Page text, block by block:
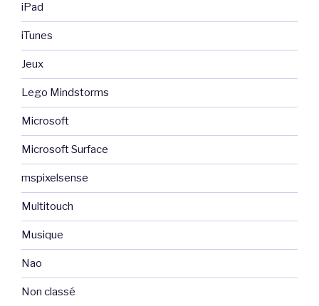
iPad
iTunes
Jeux
Lego Mindstorms
Microsoft
Microsoft Surface
mspixelsense
Multitouch
Musique
Nao
Non classé